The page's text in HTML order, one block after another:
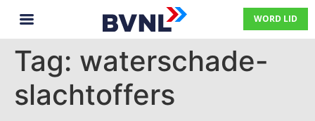
WORD LID
Tag: waterschade-
slachtoffers